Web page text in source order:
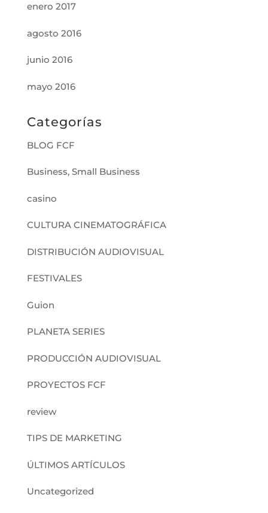
enero 2017
agosto 2016
junio 2016
mayo 2016
Categorías
BLOG FCF
Business, Small Business
casino
CULTURA CINEMATOGRÁFICA
DISTRIBUCIÓN AUDIOVISUAL
FESTIVALES
Guion
PLANETA SERIES
PRODUCCIÓN AUDIOVISUAL
PROYECTOS FCF
review
TIPS DE MARKETING
ÚLTIMOS ARTÍCULOS
Uncategorized